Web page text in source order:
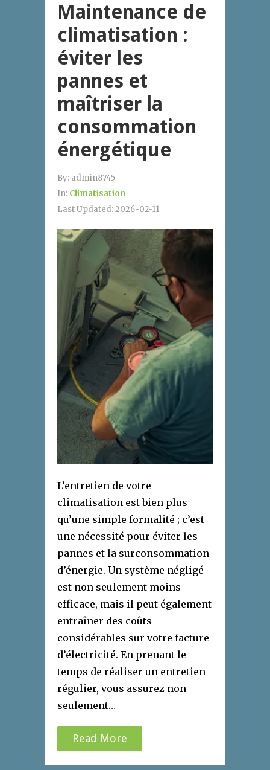
Maintenance de
climatisation :
éviter les
pannes et
maîtriser la
consommation
énergétique
By: admin8745
In: Climatisation
Last Updated:2026-02-11
L’entretien de votre
climatisation est bien plus
qu’une simple formalité ; c’est
une nécessité pour éviter les
pannes et la surconsommation
d’énergie. Un système négligé
est non seulement moins
efficace, mais il peut également
entraîner des coûts
considérables sur votre facture
d’électricité. En prenant le
temps de réaliser un entretien
régulier, vous assurez non
seulement…
Read More